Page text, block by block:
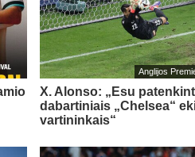
Anglijos
X. Alonso: „Esu
dabartiniais „Chelsea“
vartininkais“